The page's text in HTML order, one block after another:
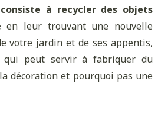
à recycler des objets
en leur trouvant une nouvelle
votre jardin et de ses appentis,
qui peut servir à fabriquer du
décoration et pourquoi pas une